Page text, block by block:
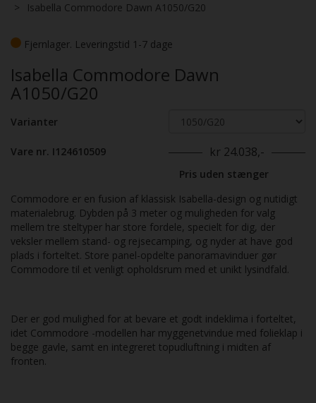
Isabella Commodore Dawn A1050/G20
Fjernlager. Leveringstid 1-7 dage
Isabella Commodore Dawn
A1050/G20
Varianter
Vare nr. I124610509 kr 24.038,-
Pris uden stænger
Commodore er en fusion af klassisk Isabella-design og nutidigt
materialebrug. Dybden på 3 meter og muligheden for valg
mellem tre steltyper har store fordele, specielt for dig, der
veksler mellem stand- og rejsecamping, og nyder at have god
plads i forteltet. Store panel-opdelte panoramavinduer gør
Commodore til et venligt opholdsrum med et unikt lysindfald.
Der er god mulighed for at bevare et godt indeklima i forteltet,
idet Commodore -modellen har myggenetvindue med folieklap i
begge gavle, samt en integreret topudluftning i midten af
fronten.